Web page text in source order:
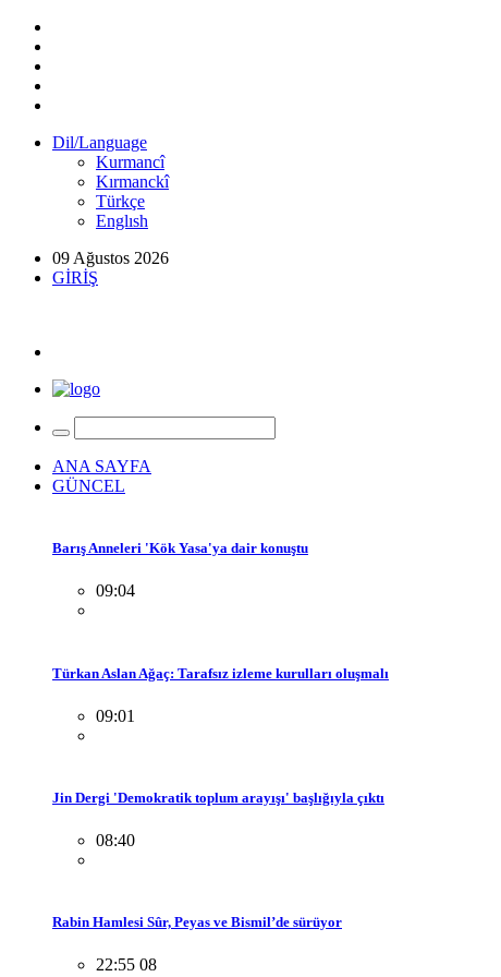
Dil/Language
Kurmancî
Kırmanckî
Türkçe
Englısh
09 Ağustos 2026
GİRİŞ
ANA SAYFA
GÜNCEL
Barış Anneleri 'Kök Yasa'ya dair konuştu
09:04
Türkan Aslan Ağaç: Tarafsız izleme kurulları oluşmalı
09:01
Jin Dergi 'Demokratik toplum arayışı' başlığıyla çıktı
08:40
Rabin Hamlesi Sûr, Peyas ve Bismil’de sürüyor
22:55 08